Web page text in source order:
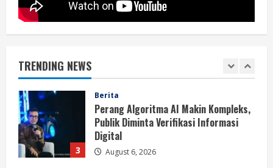
TRENDING NEWS
2
Berita
BMP Kecam Aksi KNPB, Serukan
3
Berita
Perang Algoritma AI Makin Kompleks,
Publik Diminta Verifikasi Informasi
Digital
August 6, 2026